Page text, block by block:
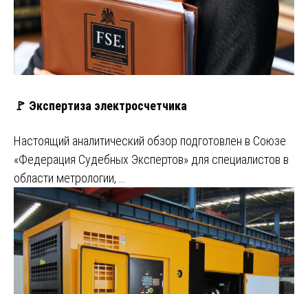
🚩 Экспертиза электросчетчика
Настоящий аналитический обзор подготовлен в Союзе
«Федерация Судебных Экспертов» для специалистов в
области метрологии, …